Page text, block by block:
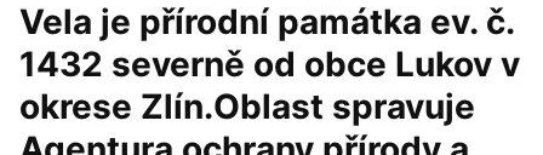
Vela je přírodní památka ev. č.
1432 severně od obce Lukov v
okrese Zlín.Oblast spravuje